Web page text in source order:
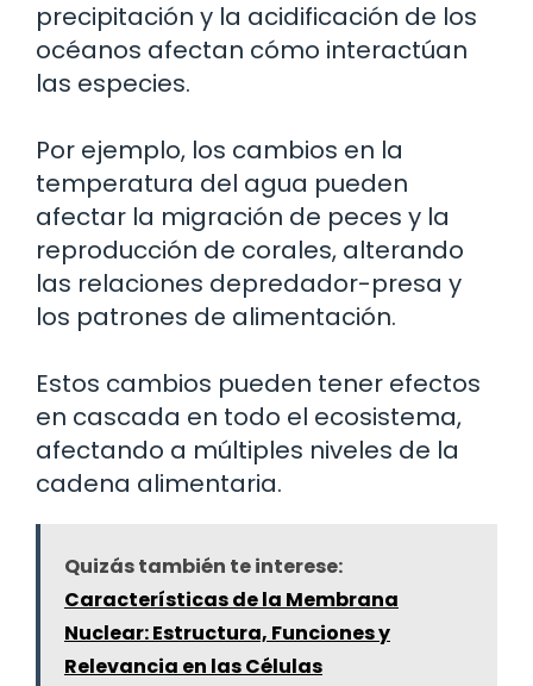
precipitación y la acidificación de los
océanos afectan cómo interactúan
las especies.
Por ejemplo, los cambios en la
temperatura del agua pueden
afectar la migración de peces y la
reproducción de corales, alterando
las relaciones depredador-presa y
los patrones de alimentación.
Estos cambios pueden tener efectos
en cascada en todo el ecosistema,
afectando a múltiples niveles de la
cadena alimentaria.
Quizás también te interese:
Características de la Membrana
Nuclear: Estructura, Funciones y
Relevancia en las Células